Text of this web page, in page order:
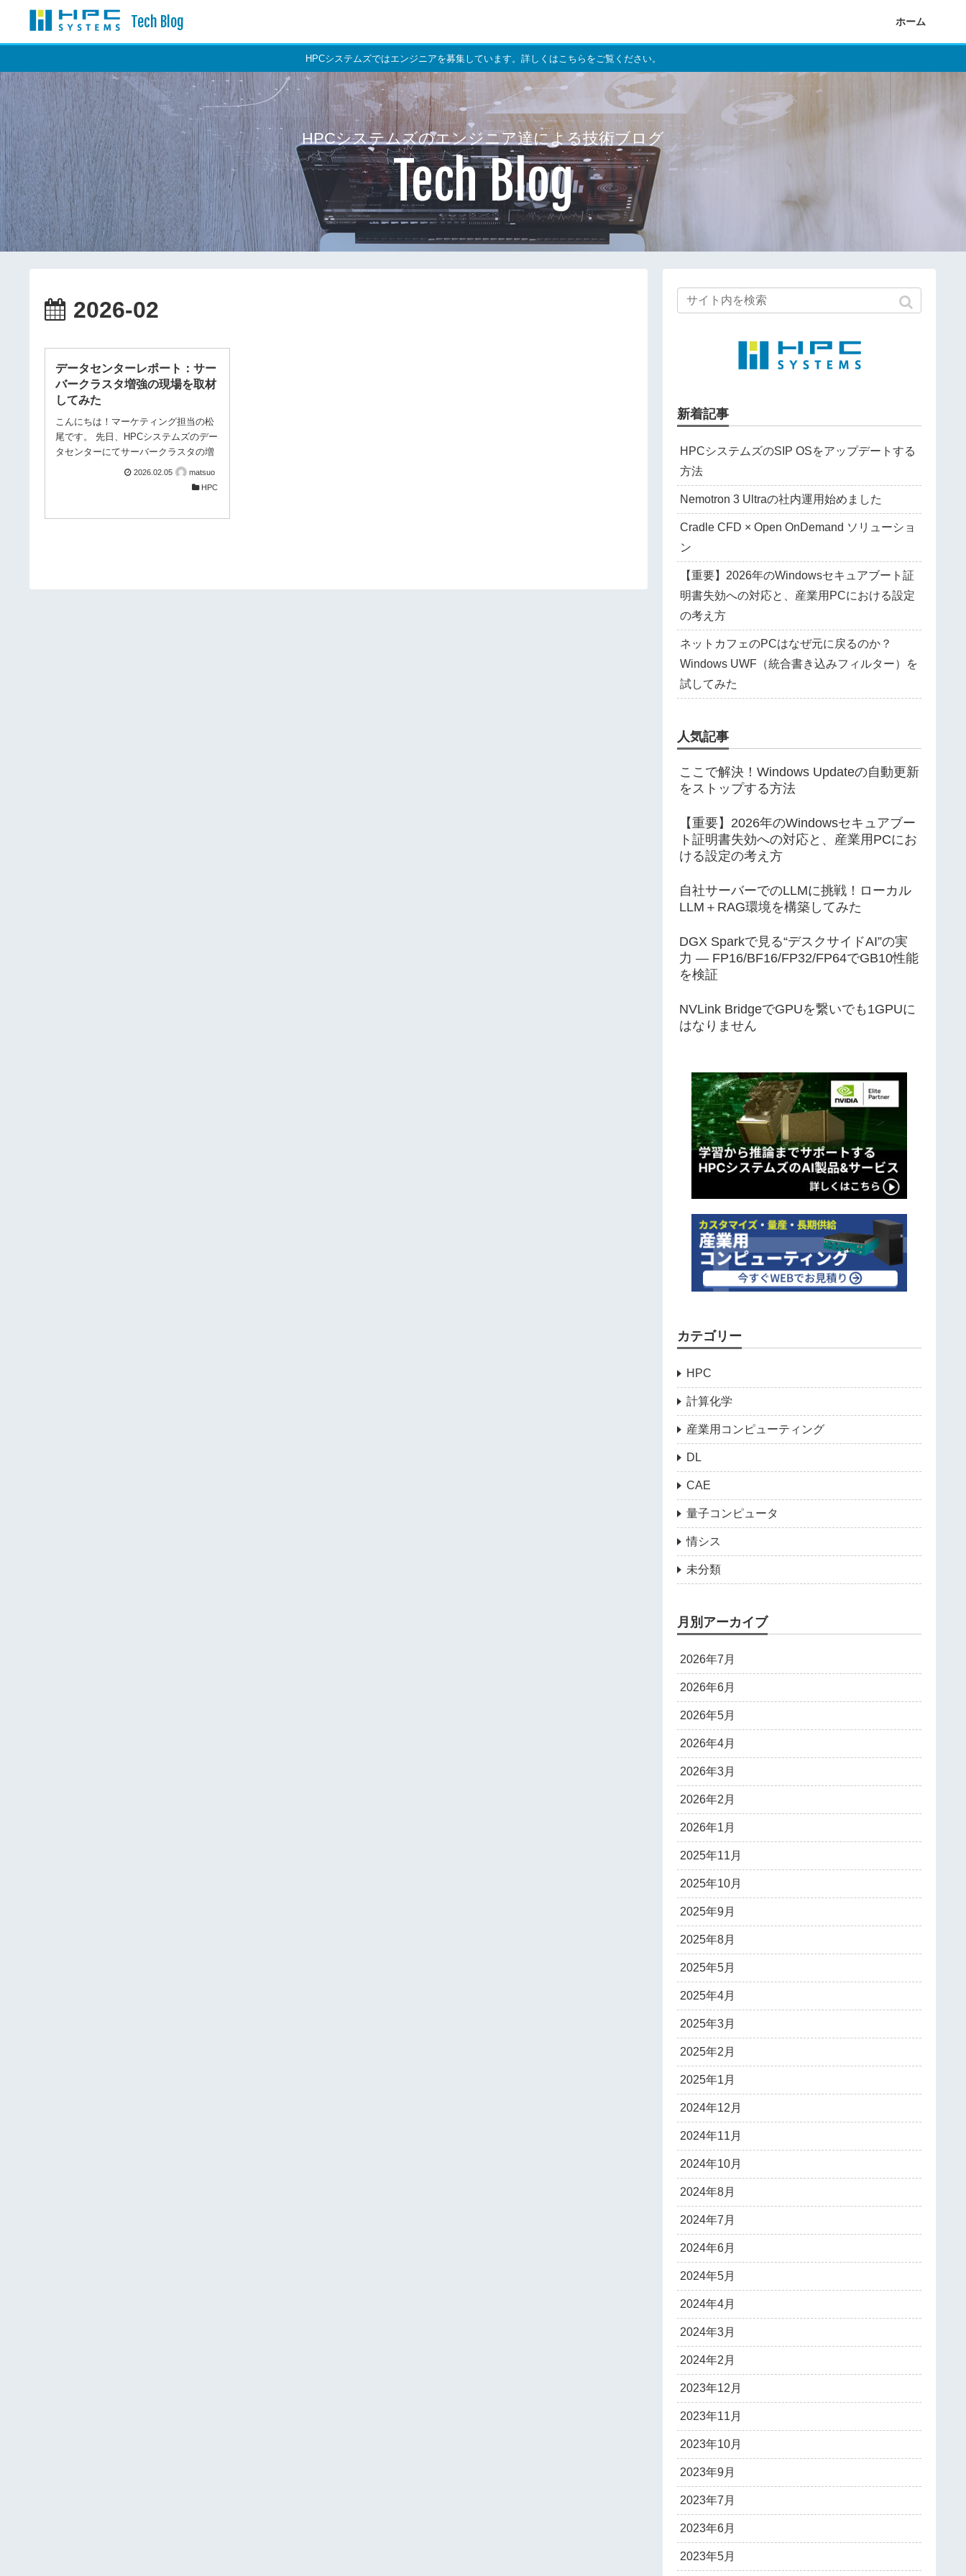
Tech Blog ホーム
HPCシステムズではエンジニアを募集しています。詳しくはこちらをご覧ください。
HPCシステムズのエンジニア達による技術ブログ
Tech Blog
2026-02
データセンターレポート：サー
バークラスタ増強の現場を取材
してみた
こんにちは！マーケティング担当の松
尾です。 先日、HPCシステムズのデー
タセンターにてサーバークラスタの増
強を実施しました！ 本プロジェクト
の目的は次の2点です。 ① GPUクラ
す。 自社でHPC・GPU環境を完結で
2026.02.05
matsuo
HPC
新着記事
HPCシステムズのSIP OSをアップデートする
方法
Nemotron 3 Ultraの社内運用始めました
Cradle CFD × Open OnDemand ソリューショ
ン
【重要】2026年のWindowsセキュアブート証
明書失効への対応と、産業用PCにおける設定
の考え方
ネットカフェのPCはなぜ元に戻るのか？
Windows UWF（統合書き込みフィルター）を
試してみた
人気記事
ここで解決！Windows Updateの自動更新
をストップする方法
【重要】2026年のWindowsセキュアブー
ト証明書失効への対応と、産業用PCにお
ける設定の考え方
自社サーバーでのLLMに挑戦！ローカル
LLM＋RAG環境を構築してみた
DGX Sparkで見る“デスクサイドAI”の実
力 ― FP16/BF16/FP32/FP64でGB10性能
を検証
NVLink BridgeでGPUを繋いでも1GPUに
はなりません
カテゴリー
HPC
計算化学
産業用コンピューティング
DL
CAE
量子コンピュータ
情シス
未分類
月別アーカイブ
2026年7月
2026年6月
2026年5月
2026年4月
2026年3月
2026年2月
2026年1月
2025年11月
2025年10月
2025年9月
2025年8月
2025年5月
2025年4月
2025年3月
2025年2月
2025年1月
2024年12月
2024年11月
2024年10月
2024年8月
2024年7月
2024年6月
2024年5月
2024年4月
2024年3月
2024年2月
2023年12月
2023年11月
2023年10月
2023年9月
2023年7月
2023年6月
2023年5月